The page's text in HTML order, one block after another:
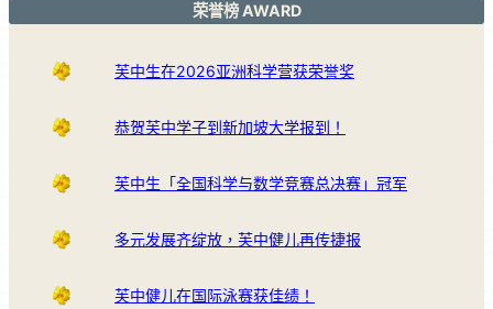
荣誉榜 AWARD
芙中生在2026亚洲科学营获荣誉奖
恭贺芙中学子到新加坡大学报到！
芙中生「全国科学与数学竞赛总决赛」冠军
多元发展齐绽放，芙中健儿再传捷报
芙中健儿在国际泳赛获佳绩！